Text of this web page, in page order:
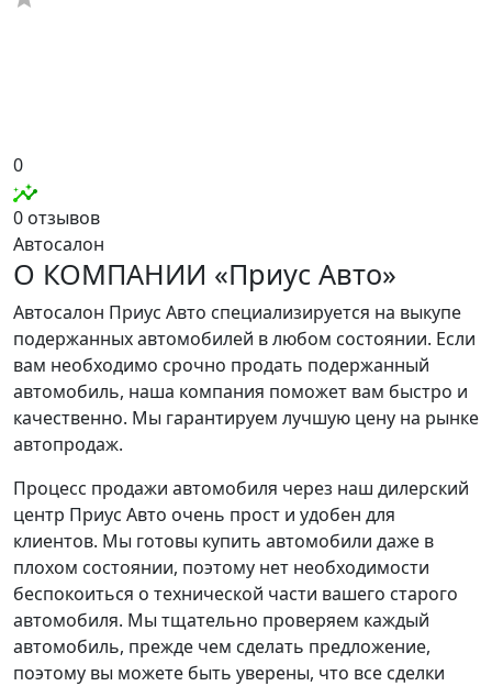
0
0 отзывов
Автосалон
О КОМПАНИИ «Приус Авто»
Автосалон Приус Авто специализируется на выкупе
подержанных автомобилей в любом состоянии. Если
вам необходимо срочно продать подержанный
автомобиль, наша компания поможет вам быстро и
качественно. Мы гарантируем лучшую цену на рынке
автопродаж.
Процесс продажи автомобиля через наш дилерский
центр Приус Авто очень прост и удобен для
клиентов. Мы готовы купить автомобили даже в
плохом состоянии, поэтому нет необходимости
беспокоиться о технической части вашего старого
автомобиля. Мы тщательно проверяем каждый
автомобиль, прежде чем сделать предложение,
поэтому вы можете быть уверены, что все сделки